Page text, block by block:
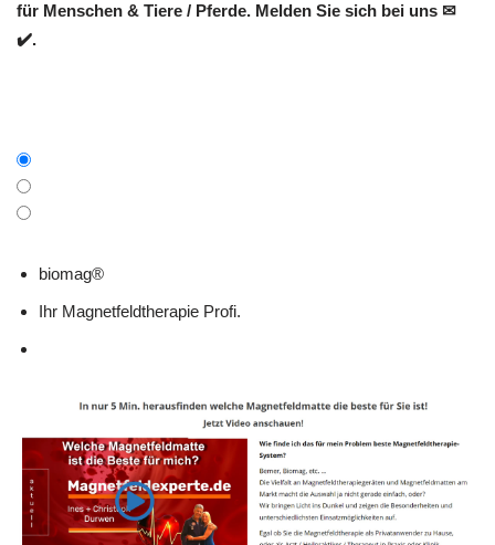
für Menschen & Tiere / Pferde. Melden Sie sich bei uns ✉
✔️.
biomag®
Ihr Magnetfeldtherapie Profi.